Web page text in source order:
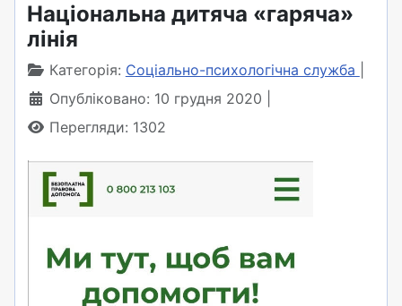
Національна дитяча «гаряча»
лінія
Категорія: Соціально-психологічна служба
Опубліковано: 10 грудня 2020
Перегляди: 1302